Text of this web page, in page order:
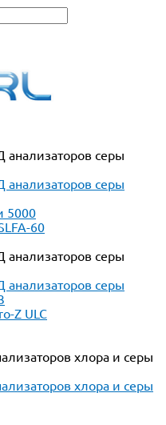
анализаторов серы
анализаторов серы
5000
60
анализаторов серы
анализаторов серы
Z ULC
хлора и серы
хлора и серы